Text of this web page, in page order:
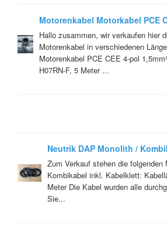
Motorenkabel Motorkabel PCE
pol 1,5mm² H07RN-F versch.
5m/10m/15m/20m in schwarz
Hallo zusammen, wir verkaufen hier
Motorenkabel in verschiedenen
Motorenkabel PCE CEE 4-pol 1,5mm²
H07RN-F, 5 Meter ...
Neutrik DAP Monolith /
XLR Powercon 5 Meter
Zum Verkauf stehen die folgenden
Kombikabel inkl. Kabelklett:
Meter Die Kabel wurden alle
Sie...